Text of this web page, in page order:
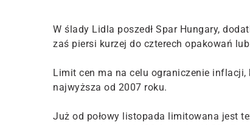
W ślady Lidla poszedł Spar Hungary,
zaś piersi kurzej do czterech opakowań
Limit cen ma na celu ograniczenie inflacji,
najwyższa od 2007 roku.
Już od połowy listopada limitowana jest